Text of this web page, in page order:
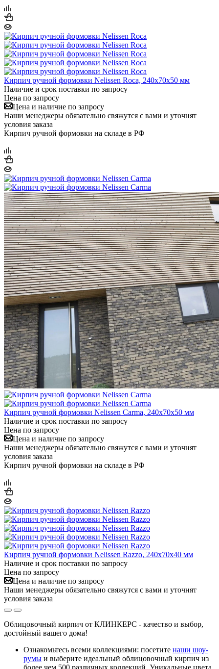
Кирпич ручной формовки Nelissen Roca, 240x70x50 мм
Наличие и срок поставки по запросу
Цена по запросу
Цена и наличие по запросу
Наши менеджеры обязательно свяжутся с вами и уточнят
условия заказа
Кирпич ручной формовки на складе в РФ
Кирпич ручной формовки Nelissen Carma, 240x70x50 мм
Наличие и срок поставки по запросу
Цена по запросу
Цена и наличие по запросу
Наши менеджеры обязательно свяжутся с вами и уточнят
условия заказа
Кирпич ручной формовки на складе в РФ
Кирпич ручной формовки Nelissen Razzo, 240x70x40 мм
Наличие и срок поставки по запросу
Цена по запросу
Цена и наличие по запросу
Наши менеджеры обязательно свяжутся с вами и уточнят
условия заказа
Облицовочный кирпич от КЛИНКЕРС - качество и выбор,
достойный вашего дома!
Ознакомьтесь всеми коллекциями: посетите наши шоу-
румы и выберите идеальный облицовочный кирпич из
более чем 500 различных коллекций. Уникальные цвета,